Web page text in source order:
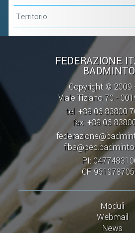
Territorio
FEDERAZIONE
Copyright © 2009
Viale Tiziano 70 -
tel: +39 06 83800
fax: +39 06
PI:
CF:
Moduli
Webmail
News